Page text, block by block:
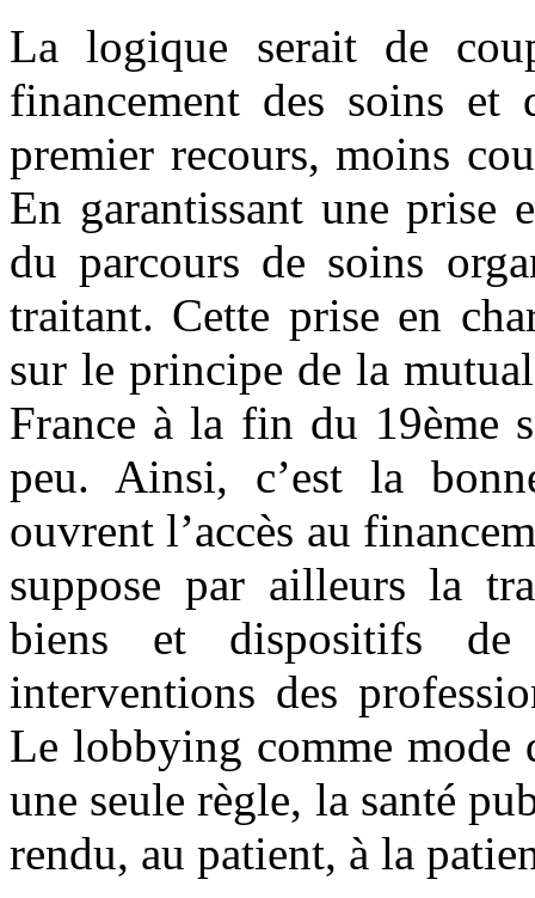
La logique serait de
financement des soins et
premier recours, moins
En garantissant une prise
du parcours de soins
traitant. Cette prise en
sur le principe de la
France à la fin du 19ème
peu. Ainsi, c’est la
ouvrent l’accès au
suppose par ailleurs la
biens et dispositifs
interventions des
Le lobbying comme mode
une seule règle, la santé
rendu, au patient, à la